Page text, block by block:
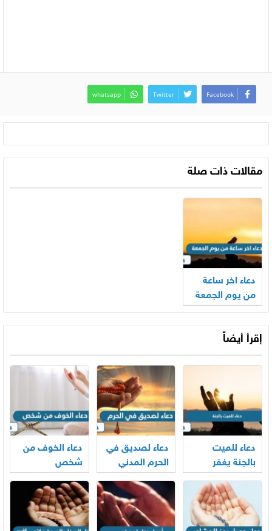
Facebook
Twitter
whatsapp
مقالات ذات صلة
دعاء اخر ساعة
من يوم الجمعة
إقرأ أيضاً
دعاء للميت
بالجنة يغفر
ذنوبه ويضيء
دعاء لصديق في
الحرم المدني
والمكي
دعاء الخوف من
شخص